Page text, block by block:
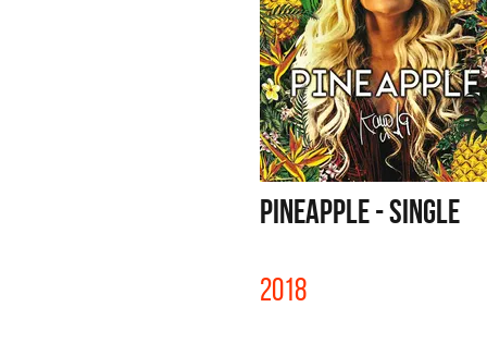
PINEAPPLE - SINGLE
2018